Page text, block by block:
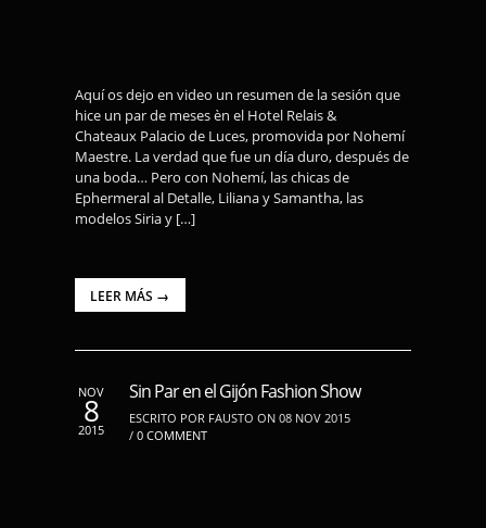
Aquí os dejo en video un resumen de la sesión que
hice un par de meses èn el Hotel Relais &
Chateaux Palacio de Luces, promovida por Nohemí
Maestre. La verdad que fue un día duro, después de
una boda… Pero con Nohemí, las chicas de
Ephermeral al Detalle, Liliana y Samantha, las
modelos Siria y […]
LEER MÁS →
NOV
8
2015
Sin Par en el Gijón Fashion Show
ESCRITO POR FAUSTO ON 08 NOV 2015
/ 0 COMMENT